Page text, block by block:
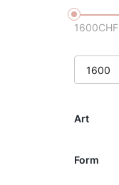
1600CHF
Art
Form